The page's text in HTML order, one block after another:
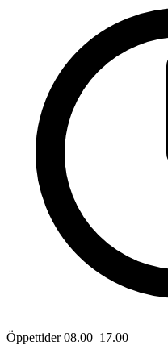
Öppettider 08.00–17.00